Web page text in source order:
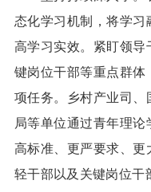
态化学习机制，将学
高学习实效。紧盯领导
键岗位干部等重点群体
项任务。乡村产业司、
局等单位通过青年理
高标准、更严要求、
轻干部以及关键岗位干